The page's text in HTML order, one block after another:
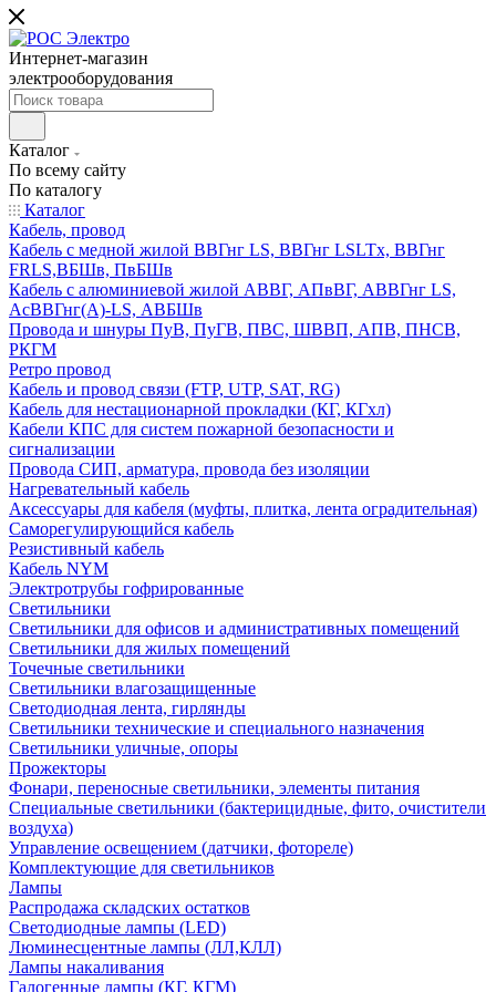
Интернет-магазин
электрооборудования
Каталог
По всему сайту
По каталогу
Каталог
Кабель, провод
Кабель с медной жилой ВВГнг LS, ВВГнг LSLTx, ВВГнг
FRLS,ВБШв, ПвБШв
Кабель с алюминиевой жилой АВВГ, АПвВГ, АВВГнг LS,
АсВВГнг(А)-LS, АВБШв
Провода и шнуры ПуВ, ПуГВ, ПВС, ШВВП, АПВ, ПНСВ,
РКГМ
Ретро провод
Кабель и провод связи (FTP, UTP, SAT, RG)
Кабель для нестационарной прокладки (КГ, КГхл)
Кабели КПС для систем пожарной безопасности и
сигнализации
Провода СИП, арматура, провода без изоляции
Нагревательный кабель
Аксессуары для кабеля (муфты, плитка, лента оградительная)
Саморегулирующийся кабель
Резистивный кабель
Кабель NYM
Электротрубы гофрированные
Светильники
Светильники для офисов и административных помещений
Светильники для жилых помещений
Точечные светильники
Светильники влагозащищенные
Светодиодная лента, гирлянды
Светильники технические и специального назначения
Светильники уличные, опоры
Прожекторы
Фонари, переносные светильники, элементы питания
Специальные светильники (бактерицидные, фито, очистители
воздуха)
Управление освещением (датчики, фотореле)
Комплектующие для светильников
Лампы
Распродажа складских остатков
Светодиодные лампы (LED)
Люминесцентные лампы (ЛЛ,КЛЛ)
Лампы накаливания
Галогенные лампы (КГ, КГМ)